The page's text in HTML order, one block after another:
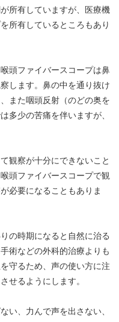
所有していますが、医療機
所有しているところもあり
頭ファイバースコープは鼻
します。鼻の中を通り抜け
また咽頭反射（のどの奥を
多少の苦痛を伴いますが、
観察が十分にできないこと
頭ファイバースコープで観
必要になることもありま
の時期になると自然に治る
術などの外科的治療よりも
守るため、声の使い方に注
せるようにします。
い、力んで声を出さない、